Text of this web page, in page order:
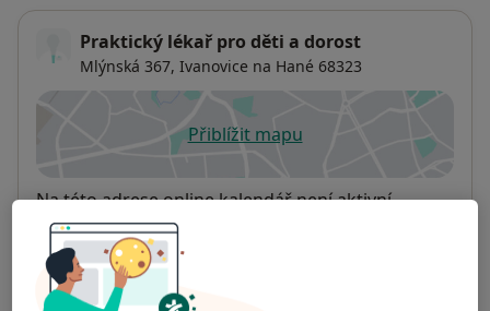
Praktický lékař pro děti a dorost
Mlýnská 367, Ivanovice na Hané 68323
Přiblížit mapuse otevře v nové záložce
Dostupnost
Na této adrese online kalendář není aktivní
Co mám v takové situaci udělat?
Způsoby platby (soukromé návštěvy)